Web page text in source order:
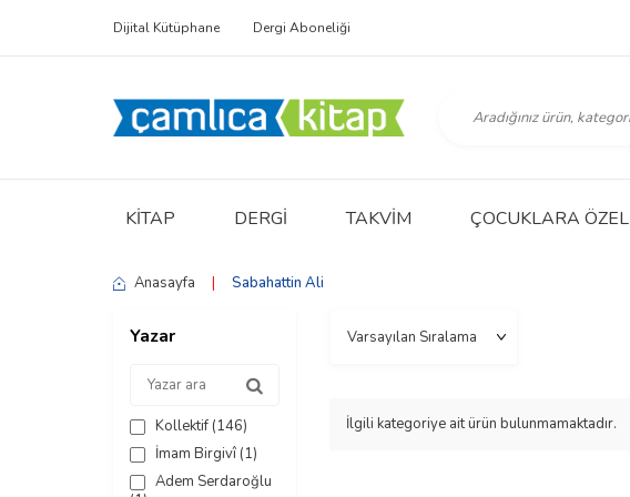
Dijital Kütüphane Dergi Aboneliği
KITAP DERGI TAKVIM ÇOCUKLARA ÖZEL
Anasayfa | Sabahattin Ali
Yazar
Kollektif (146)
İmam Birgivî (1)
Adem Serdaroğlu
İlgili kategoriye ait ürün bulunmamaktadır.